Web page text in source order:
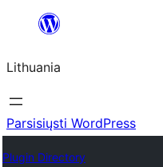
turinio
Lithuania
Parsisiųsti WordPress
Plugin Directory